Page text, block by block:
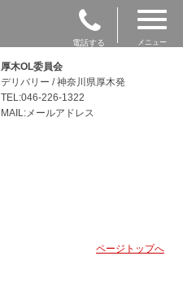
電話する メニュー
厚木OL委員会
デリバリー / 神奈川県厚木発
TEL:046-226-1322
MAIL:メールアドレス
ページトップへ